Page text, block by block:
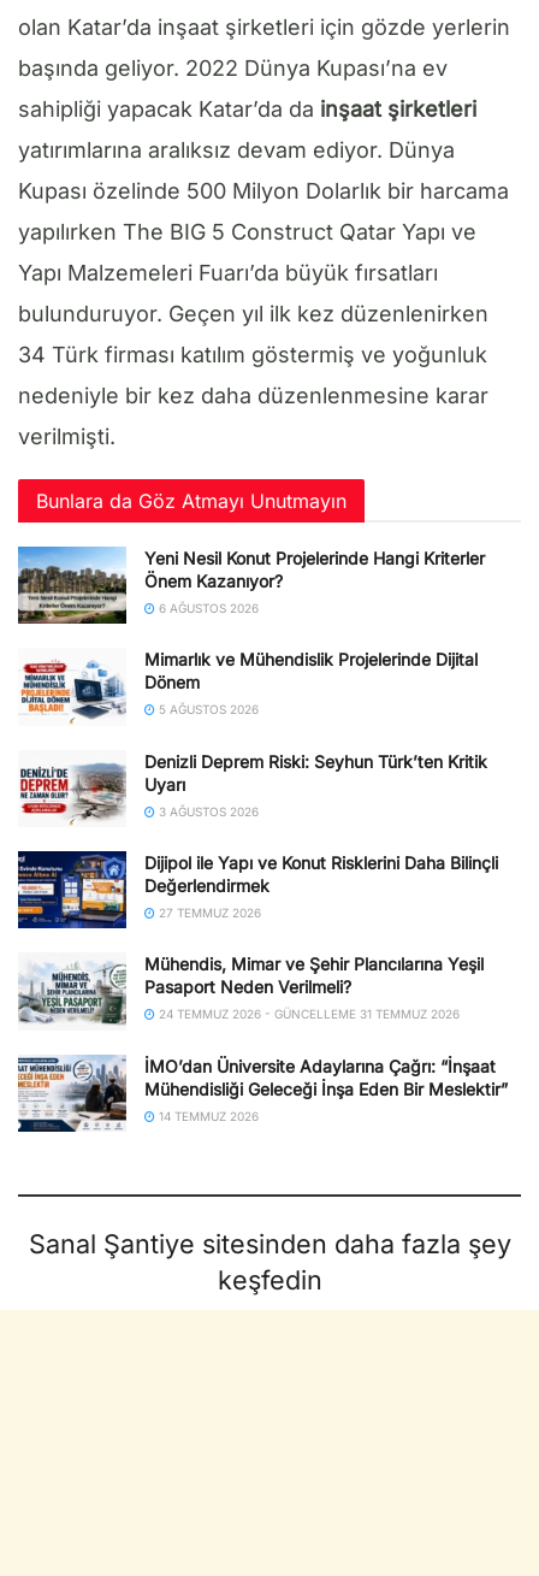
olan Katar’da inşaat şirketleri için gözde yerlerin
başında geliyor. 2022 Dünya Kupası’na ev
sahipliği yapacak Katar’da da inşaat şirketleri
yatırımlarına aralıksız devam ediyor. Dünya
Kupası özelinde 500 Milyon Dolarlık bir harcama
yapılırken The BIG 5 Construct Qatar Yapı ve
Yapı Malzemeleri Fuarı’da büyük fırsatları
bulunduruyor. Geçen yıl ilk kez düzenlenirken
34 Türk firması katılım göstermiş ve yoğunluk
nedeniyle bir kez daha düzenlenmesine karar
verilmişti.
Bunlara da Göz Atmayı Unutmayın
Yeni Nesil Konut Projelerinde Hangi Kriterler
Önem Kazanıyor?
6 AĞUSTOS 2026
Mimarlık ve Mühendislik Projelerinde Dijital
Dönem
5 AĞUSTOS 2026
Denizli Deprem Riski: Seyhun Türk’ten Kritik
Uyarı
3 AĞUSTOS 2026
Dijipol ile Yapı ve Konut Risklerini Daha Bilinçli
Değerlendirmek
27 TEMMUZ 2026
Mühendis, Mimar ve Şehir Plancılarına Yeşil
Pasaport Neden Verilmeli?
24 TEMMUZ 2026 - GÜNCELLEME 31 TEMMUZ 2026
İMO’dan Üniversite Adaylarına Çağrı: “İnşaat
Mühendisliği Geleceği İnşa Eden Bir Meslektir”
14 TEMMUZ 2026
Sanal Şantiye sitesinden daha fazla şey
keşfedin